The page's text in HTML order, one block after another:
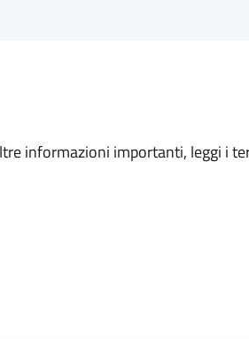
informazioni importanti, leggi i